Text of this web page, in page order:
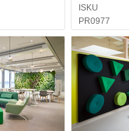
ISKU
PR0977